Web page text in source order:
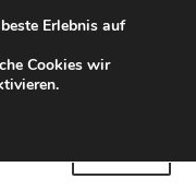
EUR
16 Uhr
Erlebnis auf
Cookies wir